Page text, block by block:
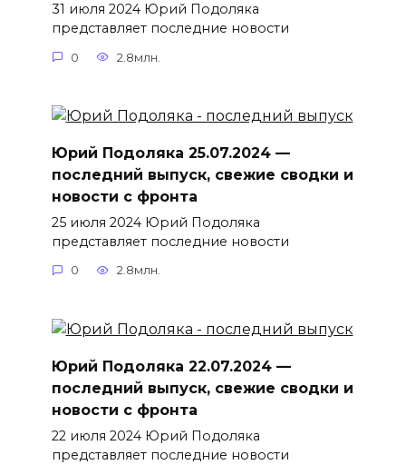
31 июля 2024 Юрий Подоляка
представляет последние новости
0 2.8млн.
Юрий Подоляка 25.07.2024 —
последний выпуск, свежие сводки и
новости с фронта
25 июля 2024 Юрий Подоляка
представляет последние новости
0 2.8млн.
Юрий Подоляка 22.07.2024 —
последний выпуск, свежие сводки и
новости с фронта
22 июля 2024 Юрий Подоляка
представляет последние новости